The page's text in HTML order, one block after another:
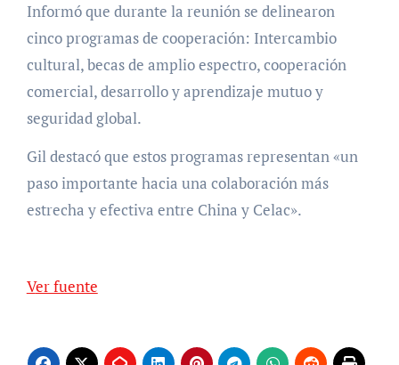
Informó que durante la reunión se delinearon
cinco programas de cooperación: Intercambio
cultural, becas de amplio espectro, cooperación
comercial, desarrollo y aprendizaje mutuo y
seguridad global.
Gil destacó que estos programas representan «un
paso importante hacia una colaboración más
estrecha y efectiva entre China y Celac».
Ver fuente